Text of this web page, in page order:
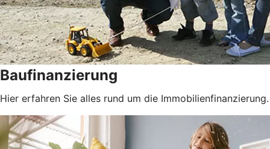
Baufinanzierung
Hier erfahren Sie alles rund um die Immobilienfinanzierung.